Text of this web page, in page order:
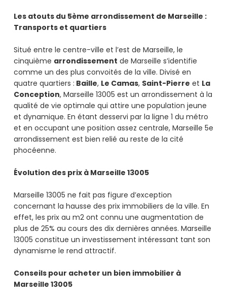
Les atouts du 5ème arrondissement de Marseille :
Transports et quartiers
Situé entre le centre-ville et l’est de Marseille, le
cinquième arrondissement de Marseille s’identifie
comme un des plus convoités de la ville. Divisé en
quatre quartiers : Baille, Le Camas, Saint-Pierre et La
Conception, Marseille 13005 est un arrondissement à la
qualité de vie optimale qui attire une population jeune
et dynamique. En étant desservi par la ligne 1 du métro
et en occupant une position assez centrale, Marseille 5e
arrondissement est bien relié au reste de la cité
phocéenne.
Évolution des prix à Marseille 13005
Marseille 13005 ne fait pas figure d’exception
concernant la hausse des prix immobiliers de la ville. En
effet, les prix au m2 ont connu une augmentation de
plus de 25% au cours des dix dernières années. Marseille
13005 constitue un investissement intéressant tant son
dynamisme le rend attractif.
Conseils pour acheter un bien immobilier à
Marseille 13005